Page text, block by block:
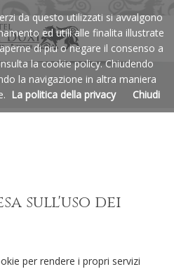
cà dei duxi
a Riomaggiore nelle
sull'uso dei
per rendere i propri servizi
da questo utilizzati si avvalgono
ed utili alle finalita illustrate
di piu o negare il consenso a
la cookie policy. Chiudendo
la navigazione in altra maniera
La politica della privacy Chiudi